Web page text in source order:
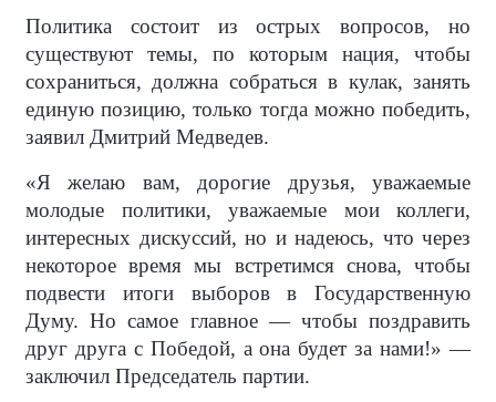
Политика состоит из острых вопросов, но
существуют темы, по которым нация, чтобы
сохраниться, должна собраться в кулак, занять
единую позицию, только тогда можно победить,
заявил Дмитрий Медведев.
«Я желаю вам, дорогие друзья, уважаемые
молодые политики, уважаемые мои коллеги,
интересных дискуссий, но и надеюсь, что через
некоторое время мы встретимся снова, чтобы
подвести итоги выборов в Государственную
Думу. Но самое главное — чтобы поздравить
друг друга с Победой, а она будет за нами!» —
заключил Председатель партии.